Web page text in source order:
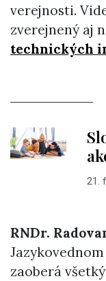
verejnosti.
zverejnený aj
technických
21.
RNDr.
Jazykovednom
zaoberá